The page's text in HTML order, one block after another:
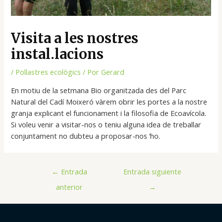
Visita a les nostres
instal.lacions
/ Pollastres ecològics / PorGerard
En motiu de la setmana Bio organitzada des del Parc
Natural del Cadí Moixeró vàrem obrir les portes a la nostre
granja explicant el funcionament i la filosofia de Ecoavícola.
Si voleu venir a visitar-nos o teniu alguna idea de treballar
conjuntament no dubteu a proposar-nos ‘ho.
← Entrada
anterior
Entrada siguiente
→